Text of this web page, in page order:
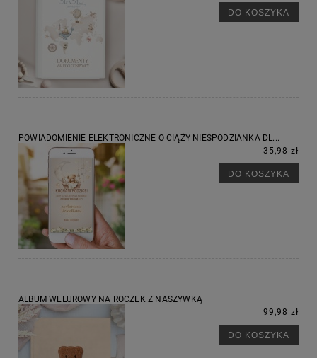
DO KOSZYKA
POWIADOMIENIE ELEKTRONICZNE O CIĄŻY NIESPODZIANKA DL...
35,98 zł
DO KOSZYKA
ALBUM WELUROWY NA ROCZEK Z NASZYWKĄ
99,98 zł
DO KOSZYKA